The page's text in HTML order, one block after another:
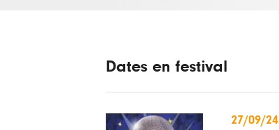
Dates en festival
27/09/24